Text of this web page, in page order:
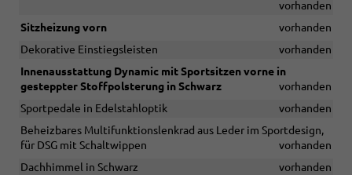
vorhanden
Sitzheizung vorn
vorhanden
Dekorative Einstiegsleisten
vorhanden
Innenausstattung Dynamic mit Sportsitzen vorne in
gesteppter Stoffpolsterung in Schwarz
vorhanden
Sportpedale in Edelstahloptik
vorhanden
Beheizbares Multifunktionslenkrad aus Leder im Sportdesign,
für DSG mit Schaltwippen
vorhanden
Dachhimmel in Schwarz
vorhanden